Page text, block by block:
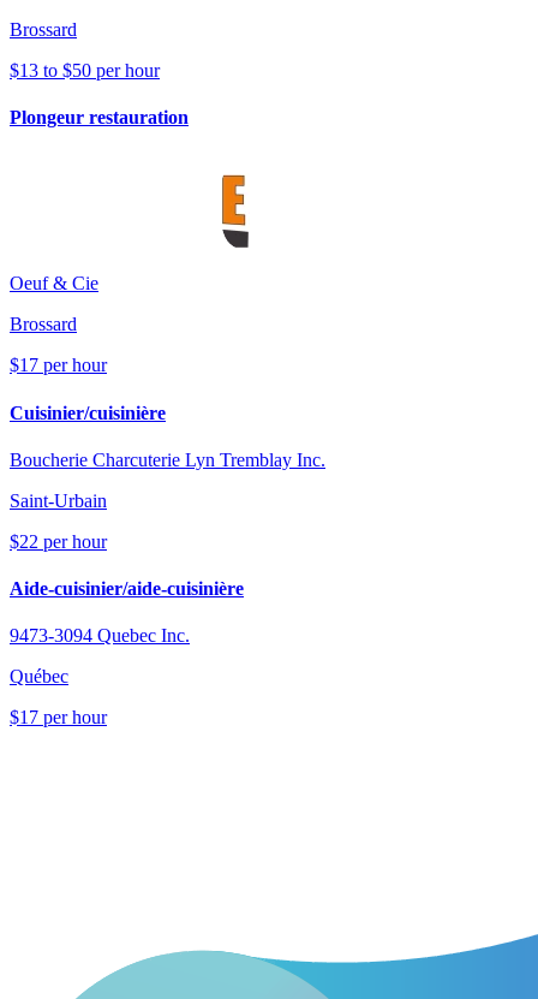
Brossard
$13 to $50 per hour
Plongeur restauration
Oeuf & Cie
Brossard
$17 per hour
Cuisinier/cuisinière
Boucherie Charcuterie Lyn Tremblay Inc.
Saint-Urbain
$22 per hour
Aide-cuisinier/aide-cuisinière
9473-3094 Quebec Inc.
Québec
$17 per hour